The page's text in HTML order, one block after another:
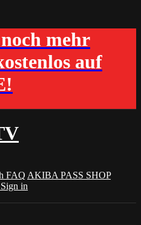
mehr
auf
FAQ AKIBA PASS SHOP
Sign in